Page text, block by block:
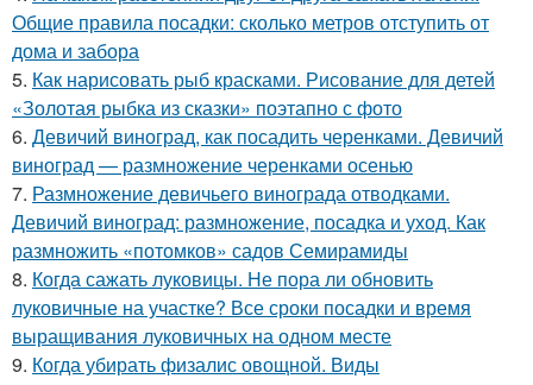
Общие правила посадки: сколько метров отступить от
дома и забора
5. Как нарисовать рыб красками. Рисование для детей
«Золотая рыбка из сказки» поэтапно с фото
6. Девичий виноград, как посадить черенками. Девичий
виноград — размножение черенками осенью
7. Размножение девичьего винограда отводками.
Девичий виноград: размножение, посадка и уход. Как
размножить «потомков» садов Семирамиды
8. Когда сажать луковицы. Не пора ли обновить
луковичные на участке? Все сроки посадки и время
выращивания луковичных на одном месте
9. Когда убирать физалис овощной. Виды